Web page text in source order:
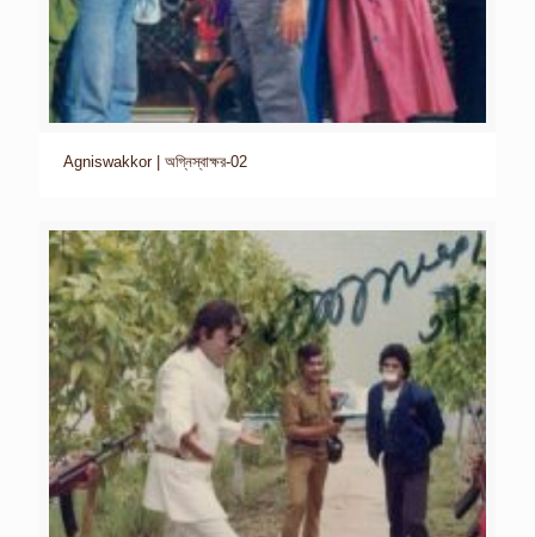
Agniswakkor | অগ্নিস্বাক্ষর-02